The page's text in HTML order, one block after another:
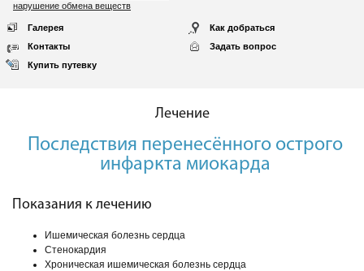
нарушение обмена веществ
Галерея
Как добраться
Контакты
Задать вопрос
Купить путевку
Лечение
Последствия перенесённого острого
инфаркта миокарда
Показания к лечению
Ишемическая болезнь сердца
Стенокардия
Хроническая ишемическая болезнь сердца